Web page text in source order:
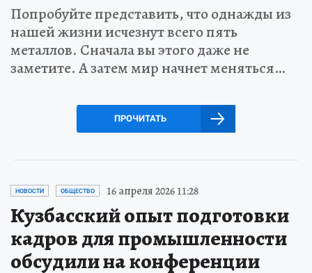
Попробуйте представить, что однажды из
нашей жизни исчезнут всего пять
металлов. Сначала вы этого даже не
заметите. А затем мир начнет меняться…
ПРОЧИТАТЬ
НОВОСТИ ОБЩЕСТВО 16 апреля 2026 11:28
Кузбасский опыт подготовки
кадров для промышленности
обсудили на конференции